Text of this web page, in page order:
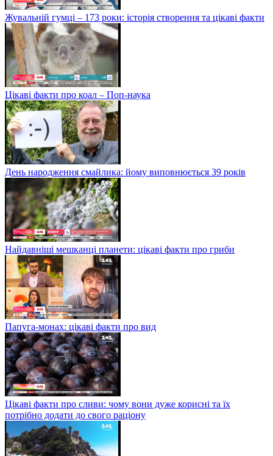
Жувальній гумці – 173 роки: історія створення та цікаві факти
Цікаві факти про коал – Поп-наука
День народження смайлика: йому виповнюється 39 років
Найдавніші мешканці планети: цікаві факти про гриби
Папуга-монах: цікаві факти про вид
Цікаві факти про сливи: чому вони дуже корисні та їх
потрібно додати до свого раціону